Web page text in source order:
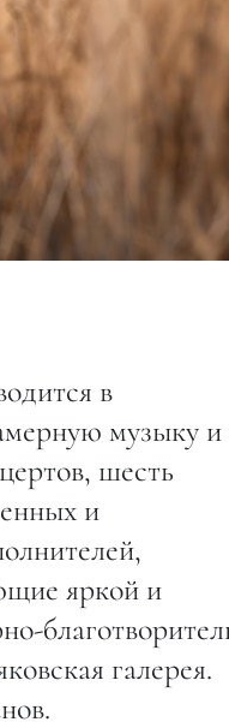
в
музыку и
шесть
и
яркой и
галерея.